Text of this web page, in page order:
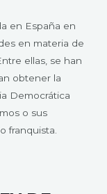
en España en
en materia de
ellas, se han
obtener la
Democrática
o sus
franquista.